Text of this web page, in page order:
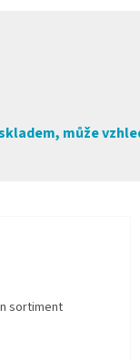
může
sortiment